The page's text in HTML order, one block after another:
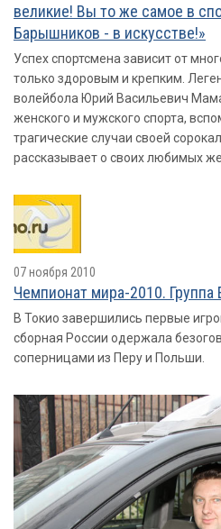
великие! Вы то же самое в
Барышников - в искусстве!»
Успех спортсмена зависит от
только здоровым и крепким.
волейбола Юрий Васильевич
женского и мужского спорта,
трагические случаи своей
рассказывает о своих любимых
07 ноября 2010
Чемпионат мира-2010. Группа
В Токио завершились первые
сборная России одержала
соперницами из Перу и Польши.